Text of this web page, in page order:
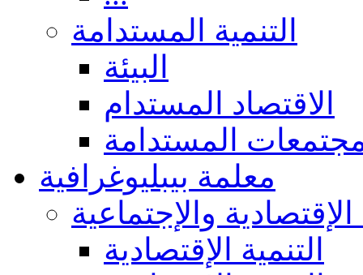
التنمية المستدامة
البيئة
الاقتصاد المستدام
المستدامة
معلمة بيبليوغرافية
الإقتصادية والإجتماعية
التنمية الإقتصادية